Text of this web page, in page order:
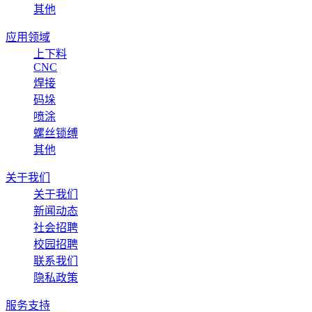
其他
应用领域
上下料
CNC
焊接
码垛
喷涂
螺丝锁缚
其他
关于我们
关于我们
新闻动态
社会招聘
校园招聘
联系我们
隐私政策
服务支持